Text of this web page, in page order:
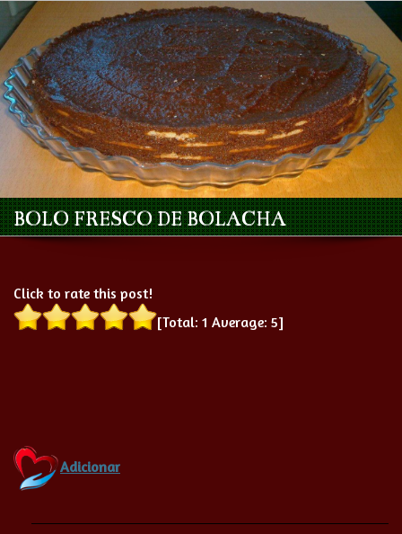
BOLO FRESCO DE BOLACHA
Click to rate this post!
[Total: 1 Average: 5]
Adicionar